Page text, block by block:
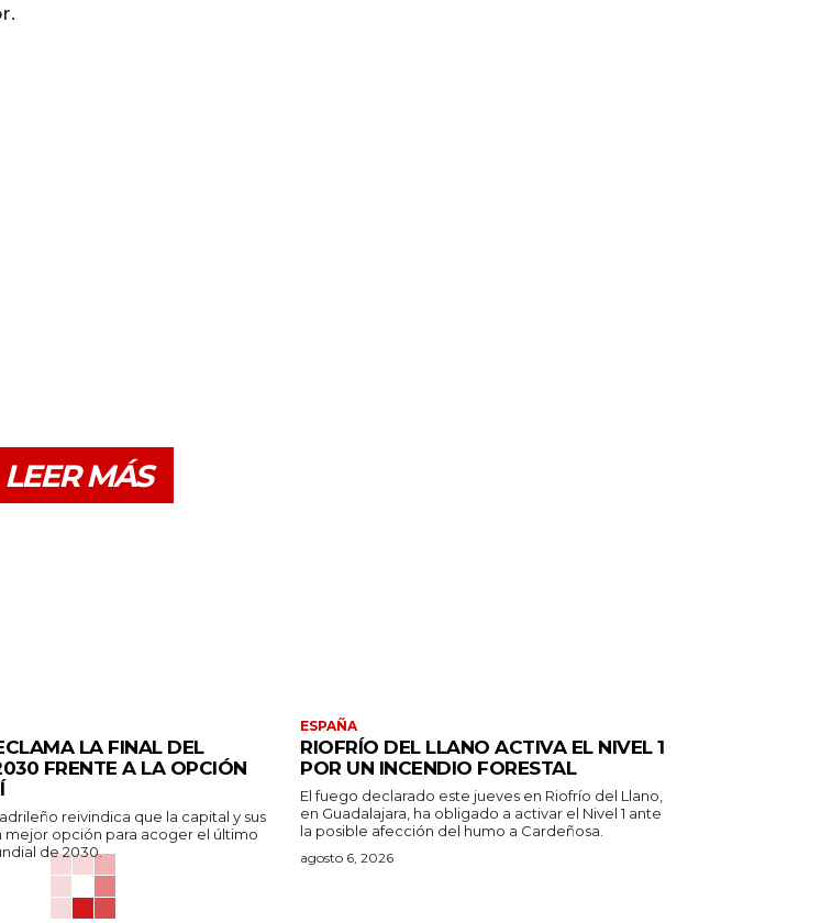
LEER MÁS
LA FINAL DEL
FRENTE A LA OPCIÓN
reivindica que la capital y sus
mejor opción para acoger el último
de 2030.
ESPAÑA
RIOFRÍO DEL LLANO ACTIVA EL NIVEL 1
POR UN INCENDIO FORESTAL
El fuego declarado este jueves en Riofrío del Llano,
en Guadalajara, ha obligado a activar el Nivel 1 ante
la posible afección del humo a Cardeñosa.
agosto 6, 2026